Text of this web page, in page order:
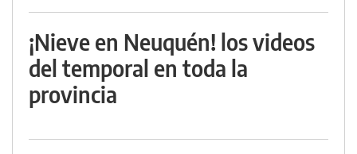
¡Nieve en Neuquén! los videos
del temporal en toda la
provincia